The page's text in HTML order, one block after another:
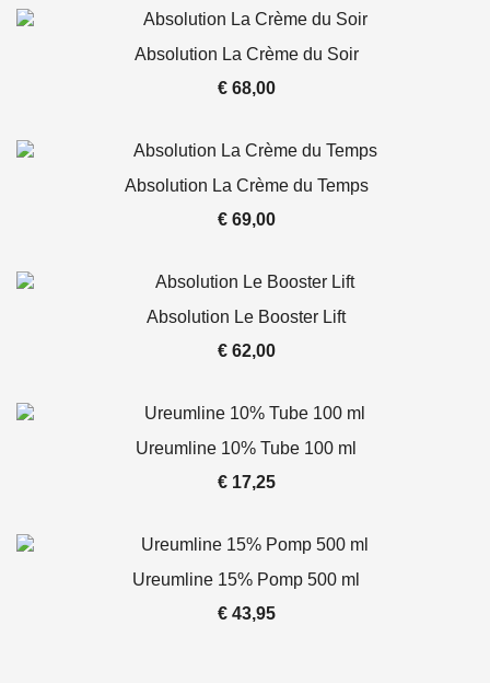
Absolution La Crème du Soir
€68,00
Absolution La Crème du Temps
€69,00
Absolution Le Booster Lift
€62,00
Ureumline 10% Tube 100 ml
€17,25
Ureumline 15% Pomp 500 ml
€43,95